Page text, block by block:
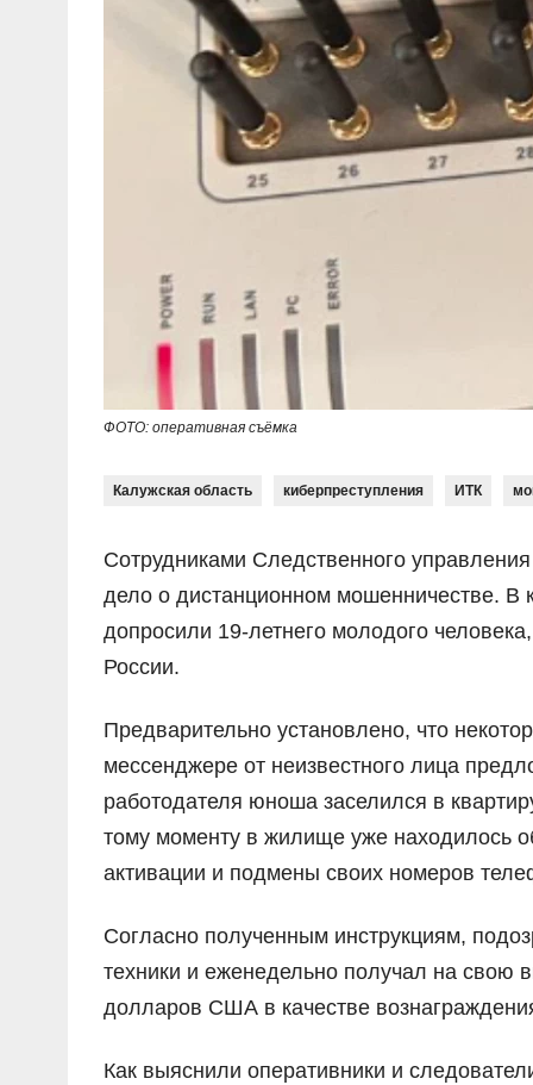
ФОТО: оперативная съёмка
Калужская область киберпреступления ИТК
Сотрудниками Следственного
дело о дистанционном мошенничестве. В
допросили 19-летнего молодого
России.
Предварительно установлено, что
мессенджере от неизвестного лица
работодателя юноша заселился в
тому моменту в жилище уже находилось
активации и подмены своих номеров
Согласно полученным инструкциям,
техники и еженедельно получал на свою
долларов США в качестве
Как выяснили оперативники и